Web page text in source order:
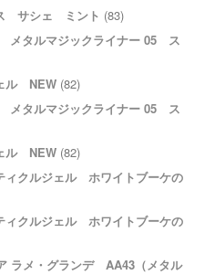
サシェ ミント (83)
メタルマジックライナー 05 ス
ル NEW (82)
メタルマジックライナー 05 ス
ル NEW (82)
クルジェル ホワイトブーケの
クルジェル ホワイトブーケの
メ・グランデ AA43（メタル